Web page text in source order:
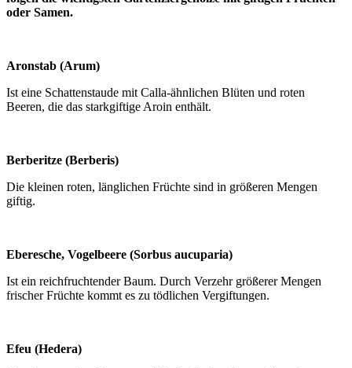
oder Samen.
Aronstab (Arum)
Ist eine Schattenstaude mit Calla-ähnlichen Blüten und roten
Beeren, die das starkgiftige Aroin enthält.
Berberitze (Berberis)
Die kleinen roten, länglichen Früchte sind in größeren Mengen
giftig.
Eberesche, Vogelbeere (Sorbus aucuparia)
Ist ein reichfruchtender Baum. Durch Verzehr größerer Mengen
frischer Früchte kommt es zu tödlichen Vergiftungen.
Efeu (Hedera)